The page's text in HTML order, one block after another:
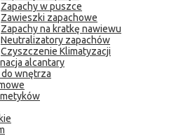
Zapachy w puszce
Zawieszki zapachowe
Zapachy na kratkę nawiewu
Neutralizatory zapachów
Czyszczenie Klimatyzacji
alcantary
wnętrza